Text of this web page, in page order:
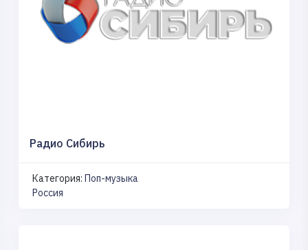
Радио Сибирь
Категория: Поп-музыка
Россия